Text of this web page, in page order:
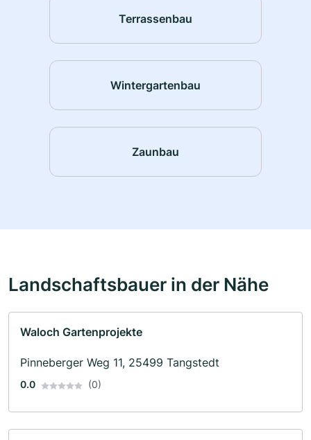
Terrassenbau
Wintergartenbau
Zaunbau
Landschaftsbauer in der Nähe
Waloch Gartenprojekte
Pinneberger Weg 11, 25499 Tangstedt
0.0 (0)